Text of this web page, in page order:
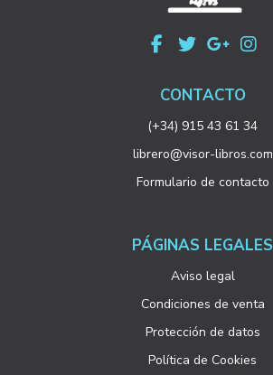
CONTACTO
(+34) 915 43 61 34
librero@visor-libros.com
Formulario de contacto
PÁGINAS LEGALES
Aviso legal
Condiciones de venta
Protección de datos
Política de Cookies